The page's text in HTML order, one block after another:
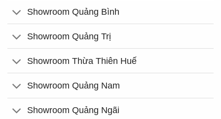
Showroom Quảng Bình
Showroom Quảng Trị
Showroom Thừa Thiên Huế
Showroom Quảng Nam
Showroom Quảng Ngãi